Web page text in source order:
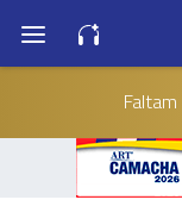
Faltam